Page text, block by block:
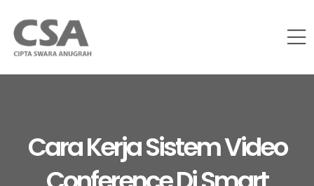
Cara Kerja Sistem Video